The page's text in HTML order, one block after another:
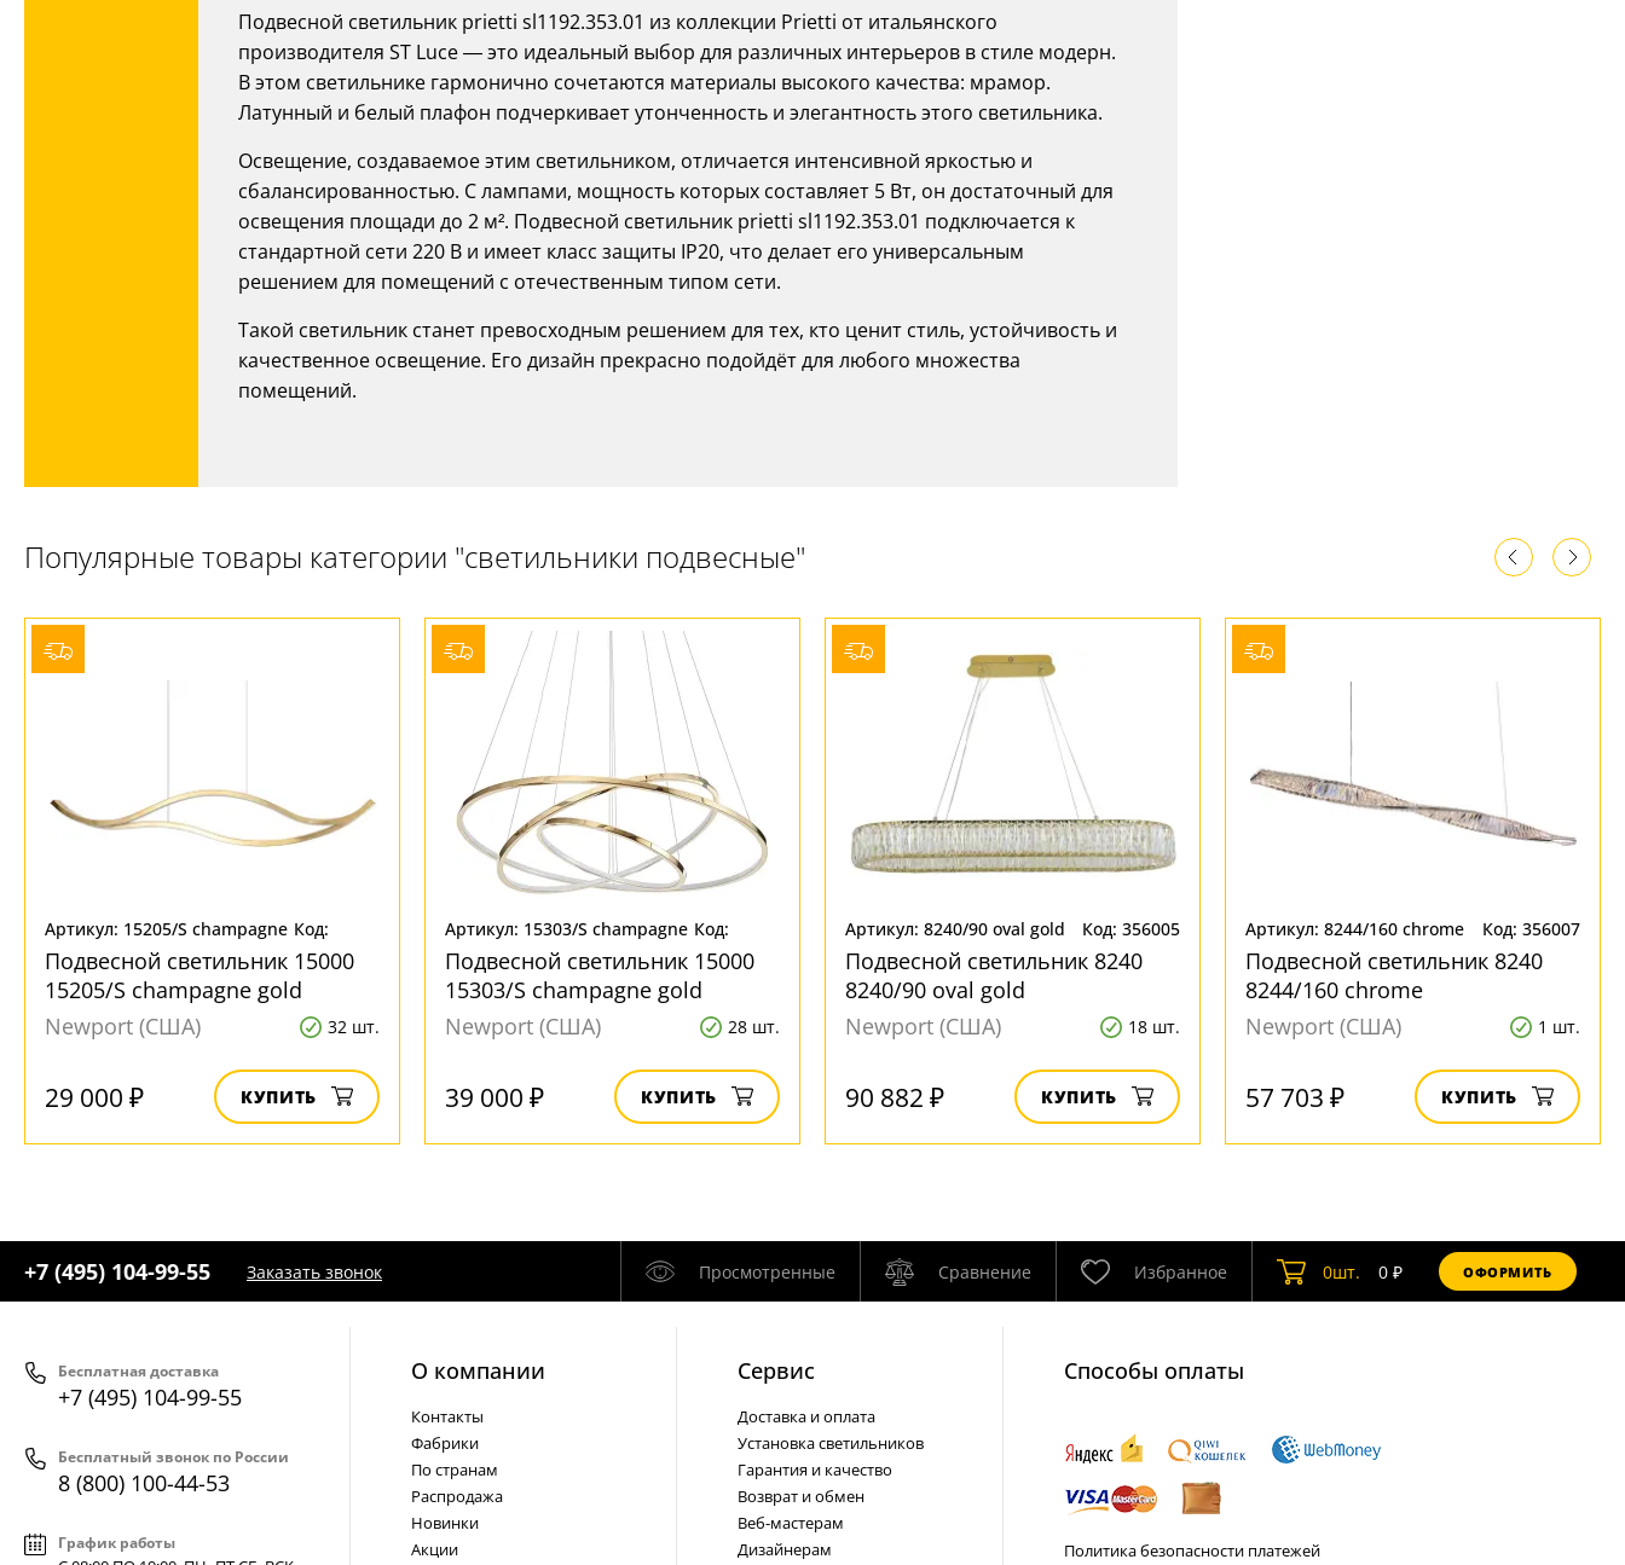
Подвесной светильник prietti sl1192.353.01 из коллекции Prietti от итальянского
производителя ST Luce — это идеальный выбор для различных интерьеров в стиле модерн.
В этом светильнике гармонично сочетаются материалы высокого качества: мрамор.
Латунный и белый плафон подчеркивает утонченность и элегантность этого светильника.
Освещение, создаваемое этим светильником, отличается интенсивной яркостью и
сбалансированностью. С лампами, мощность которых составляет 5 Вт, он достаточный для
освещения площади до 2 м². Подвесной светильник prietti sl1192.353.01 подключается к
стандартной сети 220 В и имеет класс защиты IP20, что делает его универсальным
решением для помещений с отечественным типом сети.
Такой светильник станет превосходным решением для тех, кто ценит стиль, устойчивость и
качественное освещение. Его дизайн прекрасно подойдёт для любого множества
помещений.
Популярные товары категории "светильники подвесные"
Артикул: 15205/S champagne
gold
Код:
356002
Подвесной светильник 15000
15205/S champagne gold
Newport (США)
32 шт.
29 000 ₽ КУПИТЬ
Артикул: 15303/S champagne
gold
Код:
356003
Подвесной светильник 15000
15303/S champagne gold
Newport (США)
28 шт.
39 000 ₽ КУПИТЬ
Артикул: 8240/90 oval gold Код: 356005
Подвесной светильник 8240
8240/90 oval gold
Newport (США)
18 шт.
90 882 ₽ КУПИТЬ
Артикул: 8244/160 chrome Код: 356007
Подвесной светильник 8240
8244/160 chrome
Newport (США)
1 шт.
57 703 ₽ КУПИТЬ
+7 (495) 104-99-55 Заказать звонок Просмотренные Сравнение Избранное 0шт. 0₽ ОФОРМИТЬ
Бесплатная доставка
+7 (495) 104-99-55
Бесплатный звонок по России
8 (800) 100-44-53
График работы
О компании
Контакты
Фабрики
По странам
Распродажа
Новинки
Акции
Cервис
Доставка и оплата
Установка светильников
Гарантия и качество
Возврат и обмен
Веб-мастерам
Дизайнерам
Способы оплаты
Политика безопасности платежей